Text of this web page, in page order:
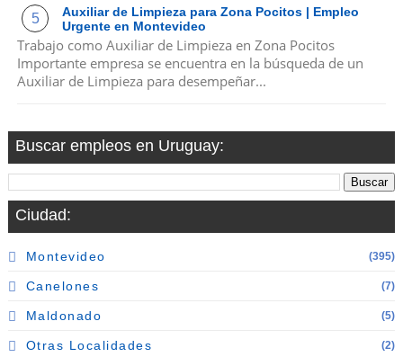
Auxiliar de Limpieza para Zona Pocitos | Empleo
Urgente en Montevideo
Trabajo como Auxiliar de Limpieza en Zona Pocitos
Importante empresa se encuentra en la búsqueda de un
Auxiliar de Limpieza para desempeñar...
Buscar empleos en Uruguay:
Ciudad:
Montevideo (395)
Canelones (7)
Maldonado (5)
Otras Localidades (2)